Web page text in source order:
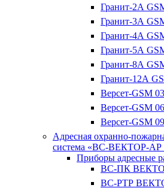
Гранит-2А
Гранит-3А
Гранит-4А
Гранит-5А
Гранит-8А
Гранит-12А
Версет-GSM
Версет-GSM
Версет-GSM
Адресная охранно-
система «ВС-ВЕКТОР-АР
Приборы адресные
ВС-ПК
ВС-РТР